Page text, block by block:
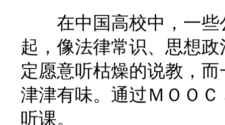
在中国高校中，一些
起，像法律常识、思想
定愿意听枯燥的说教，
津津有味。通过ＭＯＯ
听课。